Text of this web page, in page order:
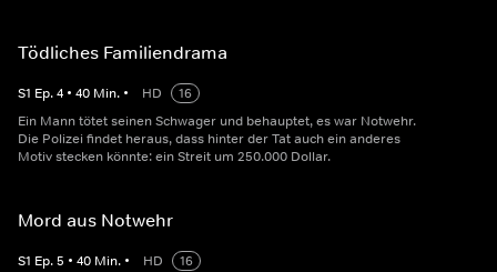
Tödliches Familiendrama
S1 Ep.4 • 40 Min. • HD
16
Ein Mann tötet seinen Schwager und behauptet, es war Notwehr.
Die Polizei findet heraus, dass hinter der Tat auch ein anderes
Motiv stecken könnte: ein Streit um 250.000 Dollar.
Mord aus Notwehr
S1 Ep.5 • 40 Min. • HD
16